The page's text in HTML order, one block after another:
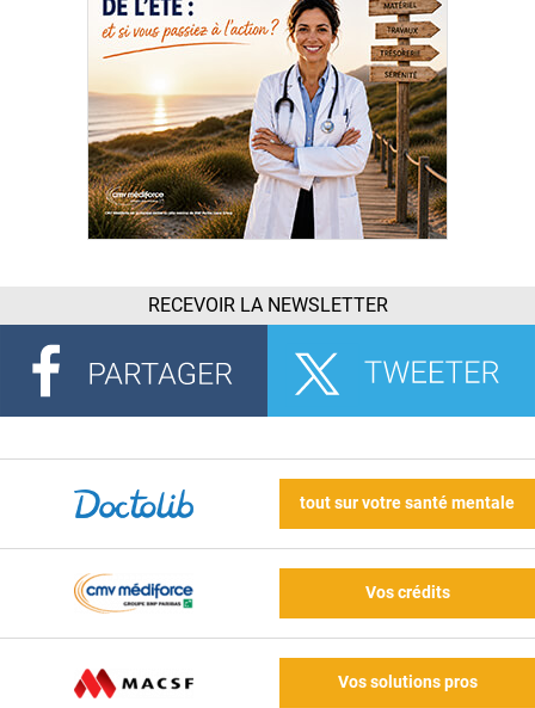
RECEVOIR LA NEWSLETTER
tout sur votre santé mentale
Vos crédits
Vos solutions pros